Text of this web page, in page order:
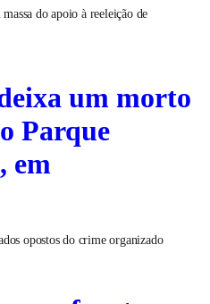
do apoio à reeleição de
um morto
Parque
em
opostos do crime organizado